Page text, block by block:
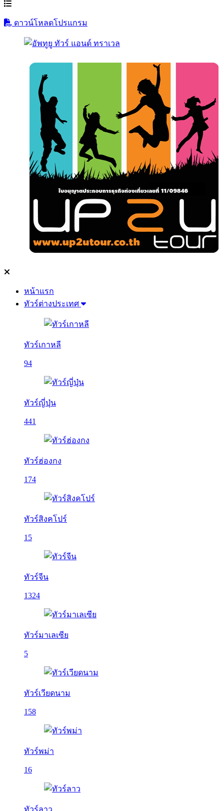
ดาวน์โหลดโปรแกรม
หน้าแรก
ทัวร์ต่างประเทศ
ทัวร์เกาหลี
94
ทัวร์ญี่ปุ่น
441
ทัวร์ฮ่องกง
174
ทัวร์สิงคโปร์
15
ทัวร์จีน
1324
ทัวร์มาเลเซีย
5
ทัวร์เวียดนาม
158
ทัวร์พม่า
16
ทัวร์ลาว